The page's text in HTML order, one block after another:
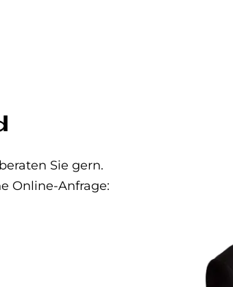
Sie gern.
Online-Anfrage: